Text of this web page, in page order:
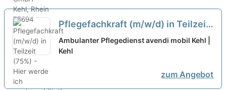
Pflegefachkraft (m/w/d) in Teilzeit
(75%) - Hier werde ich
wertgeschätzt!
Ambulanter Pflegedienst avendi mobil Kehl |
Kehl
zum Angebot